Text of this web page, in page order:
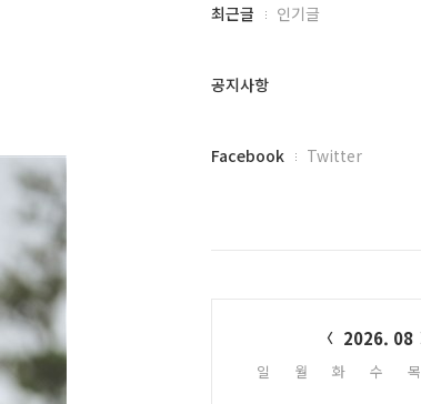
최
과
글
최근글 인기글
공지사항
페
Facebook Twitter
2026. 08
일 월 화 수 목